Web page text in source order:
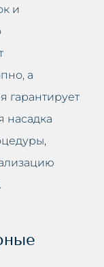
и
а
гарантирует
насадка